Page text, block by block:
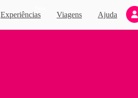
Experiências Viagens Ajuda